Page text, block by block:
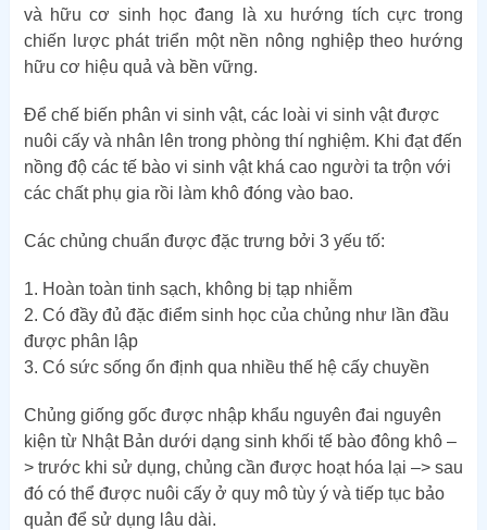
và hữu cơ sinh học đang là xu hướng tích cực trong
chiến lược phát triển một nền nông nghiệp theo hướng
hữu cơ hiệu quả và bền vững.
Để chế biến phân vi sinh vật, các loài vi sinh vật được
nuôi cấy và nhân lên trong phòng thí nghiệm. Khi đạt đến
nồng độ các tế bào vi sinh vật khá cao người ta trộn với
các chất phụ gia rồi làm khô đóng vào bao.
Các chủng chuẩn được đặc trưng bởi 3 yếu tố:
1. Hoàn toàn tinh sạch, không bị tạp nhiễm
2. Có đầy đủ đặc điểm sinh học của chủng như lần đầu
được phân lập
3. Có sức sống ổn định qua nhiều thế hệ cấy chuyền
Chủng giống gốc được nhập khẩu nguyên đai nguyên
kiện từ Nhật Bản dưới dạng sinh khối tế bào đông khô –
> trước khi sử dụng, chủng cần được hoạt hóa lại –> sau
đó có thể được nuôi cấy ở quy mô tùy ý và tiếp tục bảo
quản để sử dụng lâu dài.